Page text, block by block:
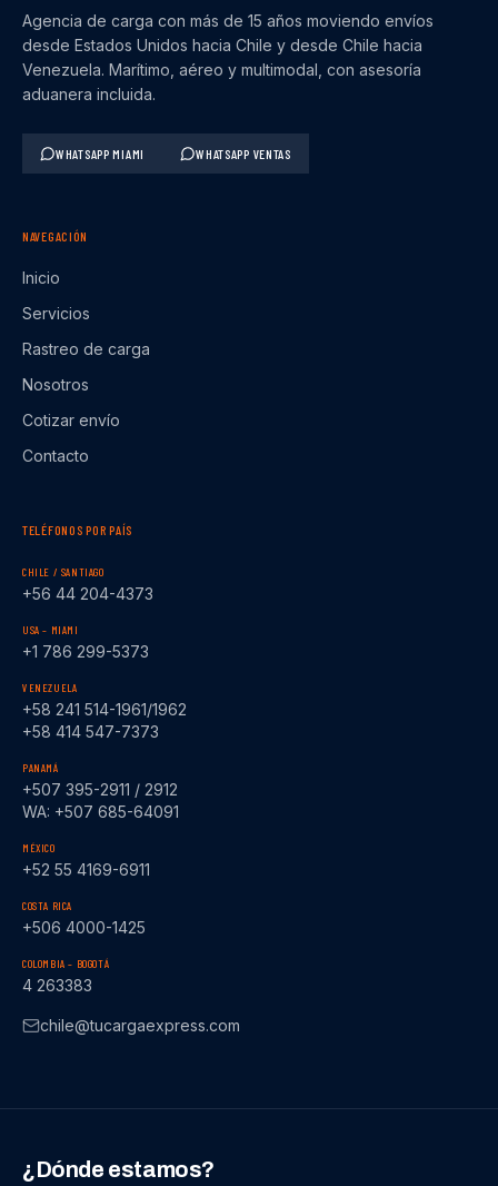
Agencia de carga con más de 15 años moviendo envíos
desde Estados Unidos hacia Chile y desde Chile hacia
Venezuela. Marítimo, aéreo y multimodal, con asesoría
aduanera incluida.
WHATSAPP MIAMI WHATSAPP VENTAS
NAVEGACIÓN
Inicio
Servicios
Rastreo de carga
Nosotros
Cotizar envío
Contacto
TELÉFONOS POR PAÍS
CHILE / SANTIAGO
+56 44 204-4373
USA – MIAMI
+1 786 299-5373
VENEZUELA
+58 241 514-1961/1962
+58 414 547-7373
PANAMÁ
+507 395-2911 / 2912
WA: +507 685-64091
MÉXICO
+52 55 4169-6911
COSTA RICA
+506 4000-1425
COLOMBIA – BOGOTÁ
4 263383
chile@tucargaexpress.com
¿Dónde estamos?